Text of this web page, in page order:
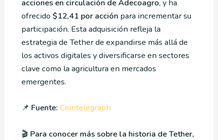
acciones en circulación de Adecoagro, y ha
ofrecido $12,41 por acción para incrementar su
participación. Esta adquisición refleja la
estrategia de Tether de expandirse más allá de
los activos digitales y diversificarse en sectores
clave como la agricultura en mercados
emergentes.
📌 Fuente: Cointelegraph
🎬 Para conocer más sobre la historia de Tether,